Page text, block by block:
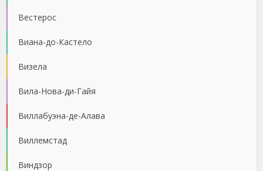
Вестерос
Виана-до-Кастело
Визела
Вила-Нова-ди-Гайя
Виллабуэна-де-Алава
Виллемстад
Виндзор